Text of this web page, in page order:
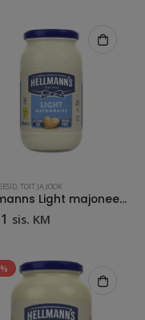
,TOIT JA JOOK
Hellmanns Light majonees 405ml
sis. KM